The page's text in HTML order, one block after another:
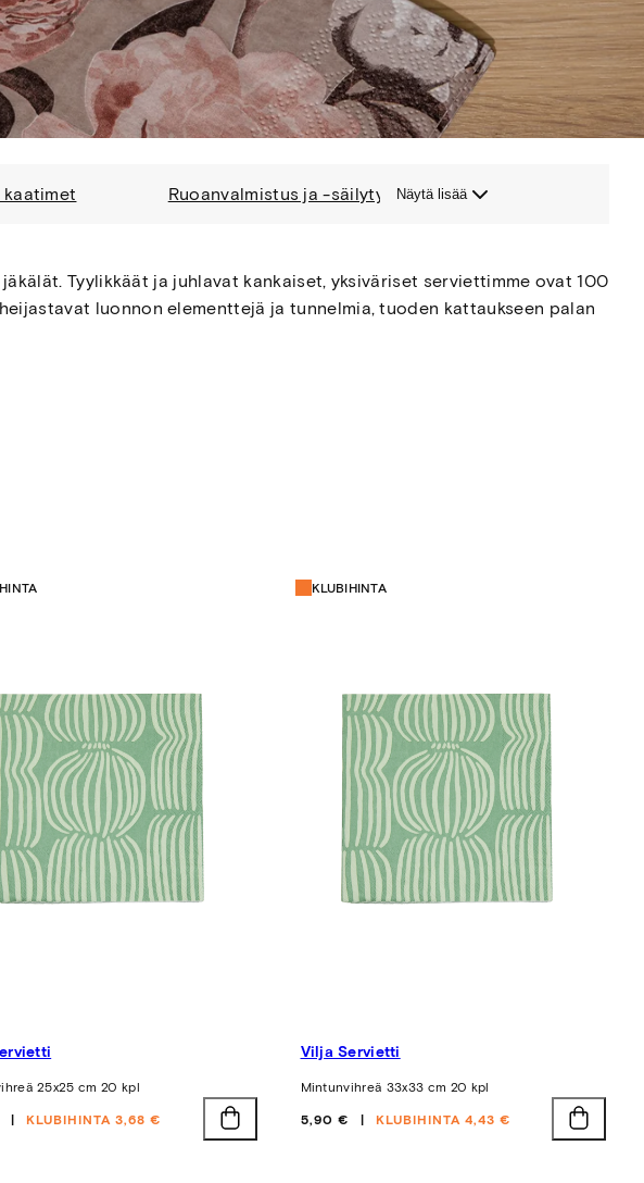
Ruoanvalmistus ja -säilytys Näytä lisää
Tyylikkäät ja juhlavat kankaiset, yksiväriset serviettimme ovat 100
luonnon elementtejä ja tunnelmia, tuoden kattaukseen palan
25x25 cm 20 kpl
KLUBIHINTA 3,68 €
KLUBIHINTA
Vilja Servietti
Mintunvihreä 33x33 cm 20 kpl
Hinta
5,90 € KLUBIHINTA 4,43 €